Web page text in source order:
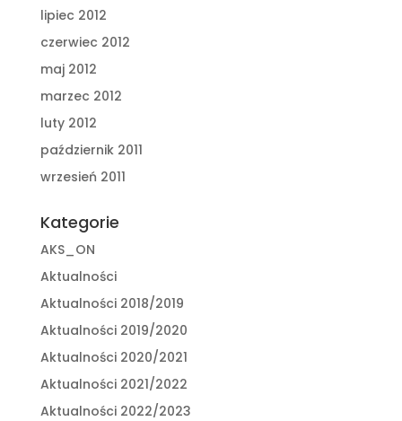
lipiec 2012
czerwiec 2012
maj 2012
marzec 2012
luty 2012
październik 2011
wrzesień 2011
Kategorie
AKS_ON
Aktualności
Aktualności 2018/2019
Aktualności 2019/2020
Aktualności 2020/2021
Aktualności 2021/2022
Aktualności 2022/2023